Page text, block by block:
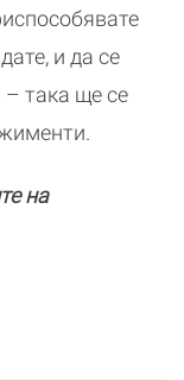
и да се
– така ще се
на